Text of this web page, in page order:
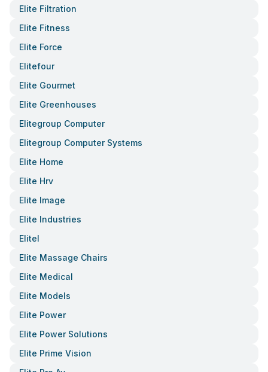
Elite Filtration
Elite Fitness
Elite Force
Elitefour
Elite Gourmet
Elite Greenhouses
Elitegroup Computer
Elitegroup Computer Systems
Elite Home
Elite Hrv
Elite Image
Elite Industries
Elitel
Elite Massage Chairs
Elite Medical
Elite Models
Elite Power
Elite Power Solutions
Elite Prime Vision